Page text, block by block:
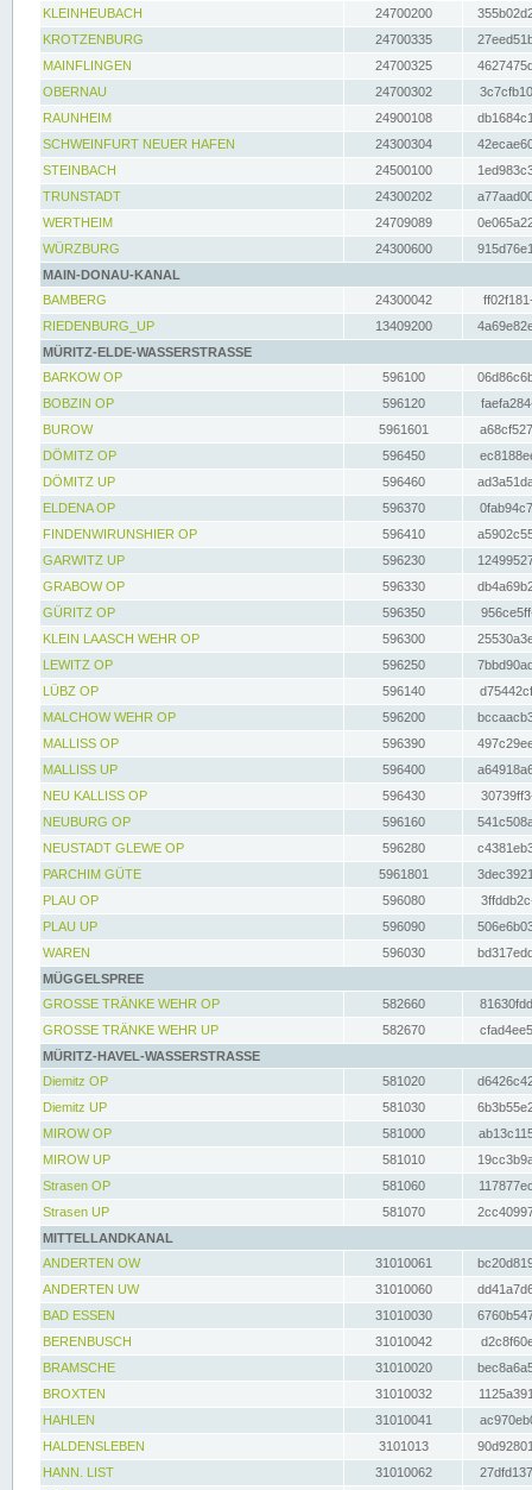
KLEINHEUBACH 24700200
KROTZENBURG
24700335
MAINFLINGEN
24700325
OBERNAU
24700302
RAUNHEIM
24900108
SCHWEINFURT NEUER HAFEN
24300304
STEINBACH
24500100
TRUNSTADT
24300202
WERTHEIM
24709089
WÜRZBURG
24300600
MAIN-DONAU-KANAL
BAMBERG
24300042
RIEDENBURG_UP
13409200
MÜRITZ-ELDE-WASSERSTRASSE
BARKOW OP
596100
BOBZIN OP
596120
BUROW
5961601
DÖMITZ OP
596450
DÖMITZ UP
596460
ELDENA OP
596370
FINDENWIRUNSHIER OP
596410
GARWITZ UP
596230
GRABOW OP
596330
GÜRITZ OP
596350
KLEIN LAASCH WEHR OP
596300
LEWITZ OP
596250
LÜBZ OP
596140
MALCHOW WEHR OP
596200
MALLISS OP
596390
MALLISS UP
596400
NEU KALLISS OP
596430
NEUBURG OP
596160
NEUSTADT GLEWE OP
596280
PARCHIM GÜTE
5961801
PLAU OP
596080
PLAU UP
596090
WAREN
596030
MÜGGELSPREE
GROSSE TRÄNKE WEHR OP
582660
GROSSE TRÄNKE WEHR UP
582670
MÜRITZ-HAVEL-WASSERSTRASSE
Diemitz OP
581020
Diemitz UP
581030
MIROW OP
581000
MIROW UP
581010
Strasen OP
581060
Strasen UP
581070
MITTELLANDKANAL
ANDERTEN OW
31010061
ANDERTEN UW
31010060
BAD ESSEN
31010030
BERENBUSCH
31010042
BRAMSCHE
31010020
BROXTEN
31010032
HAHLEN
31010041
HALDENSLEBEN
3101013
HANN. LIST
31010062